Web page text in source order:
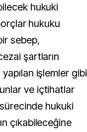
hukuki
hukuku
sebep,
şartların
işlemler gibi
ve içtihatlar
hukuki
çıkabileceğine